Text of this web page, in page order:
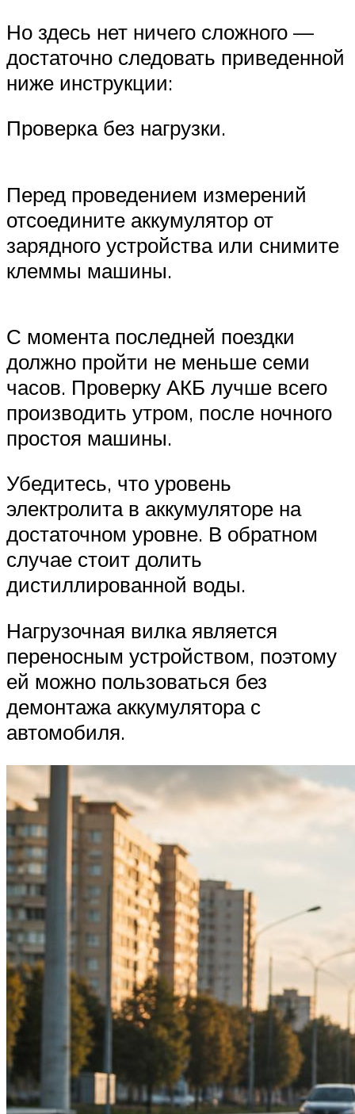
Но здесь нет ничего сложного —
достаточно следовать приведенной
ниже инструкции:
Проверка без нагрузки.
Перед проведением измерений
отсоедините аккумулятор от
зарядного устройства или снимите
клеммы машины.
С момента последней поездки
должно пройти не меньше семи
часов. Проверку АКБ лучше всего
производить утром, после ночного
простоя машины.
Убедитесь, что уровень
электролита в аккумуляторе на
достаточном уровне. В обратном
случае стоит долить
дистиллированной воды.
Нагрузочная вилка является
переносным устройством, поэтому
ей можно пользоваться без
демонтажа аккумулятора с
автомобиля.